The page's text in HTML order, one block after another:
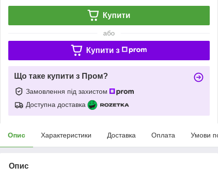
Купити
або
Купити з
Що таке купити з Пром?
Замовлення під захистом
Доступна доставка
Опис Характеристики Доставка Оплата Умови
Опис